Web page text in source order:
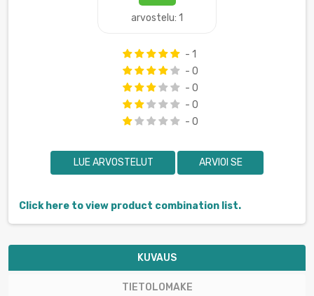
arvostelu: 1
- 1
- 0
- 0
- 0
- 0
LUE ARVOSTELUT ARVIOI SE
Click here to view product combination list.
KUVAUS
TIETOLOMAKE